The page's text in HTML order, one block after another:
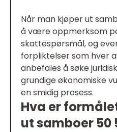
Når man kjøper ut
å være oppmerksom
skattespørsmål, og
forpliktelser som hver
anbefales å søke
grundige økonomiske
en smidig prosess.
Hva er
ut samboer 50